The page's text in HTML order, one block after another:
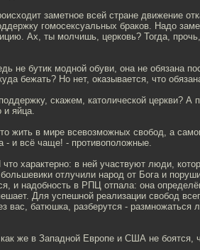
заметное всей стране движение
гомосексуальных браков. Надо
Ах, ты молчишь, церковь? Тогда,
не бутик модной обуви, она не обязана
бежать? Но нет, оказывается, что
скажем, католической церкви? А
и яйца.
жить в мире всевозможных свобод, а
- и всё чаще! - противоположные.
характерно: в ней участвуют люди,
отлучили народ от Бога и
и надобность в РПЦ отпала: она
Для успешной реализации свобод
вас, батюшка, разберутся - размножаться
же в Западной Европе и США не боятся,